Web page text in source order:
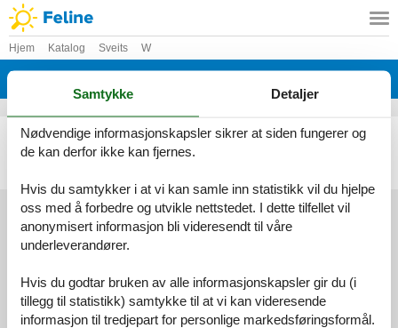
Hjem Katalog Sveits W
Katalog - Sveits - Walterswil Be
Ferieleilighet - 4 personer - 4942 - Walterswil Be
Emne nr.:303-CH3467.601.1
Information
Om os
Kontakt
Om os
Samtykke Detaljer
Nødvendige informasjonskapsler sikrer at siden fungerer og
de kan derfor ikke kan fjernes.
Hvis du samtykker i at vi kan samle inn statistikk vil du hjelpe
oss med å forbedre og utvikle nettstedet. I dette tilfellet vil
anonymisert informasjon bli videresendt til våre
underleverandører.
Hvis du godtar bruken av alle informasjonskapsler gir du (i
tillegg til statistikk) samtykke til at vi kan videresende
informasjon til tredjepart for personlige markedsføringsformål.